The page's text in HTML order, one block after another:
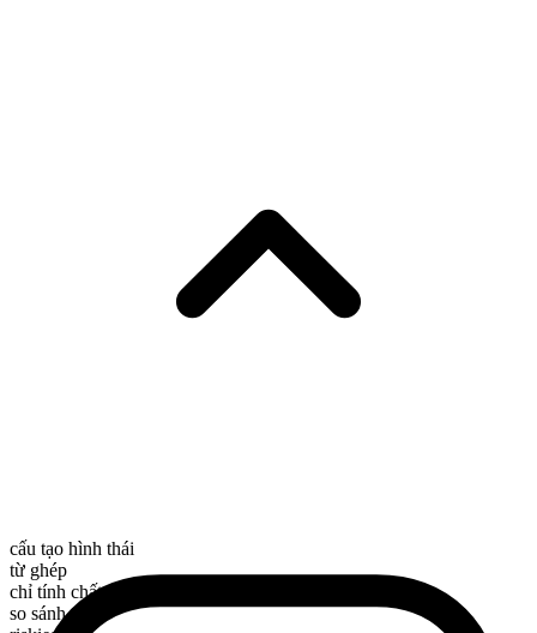
cấu tạo hình thái
từ ghép
chỉ tính chất
so sánh nhất